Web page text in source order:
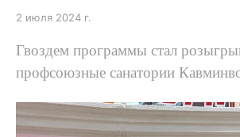
2 июля 2024 г.
Гвоздем программы стал
профсоюзные санатории